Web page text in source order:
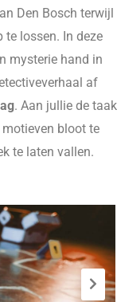
Den Bosch terwijl
te lossen. In deze
mysterie hand in
af
. Aan jullie de taak
bloot te
te laten vallen.